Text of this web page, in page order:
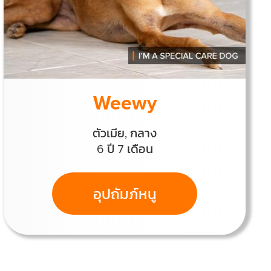
Weewy
ตัวเมีย, กลาง
6 ปี 7 เดือน
อุปถัมภ์หนู